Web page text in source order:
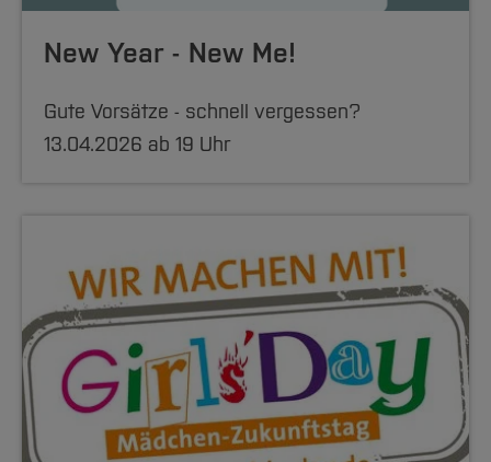
New Year - New Me!
Gute Vorsätze - schnell vergessen?
13.04.2026 ab 19 Uhr